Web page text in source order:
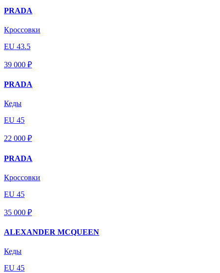
PRADA
Кроссовки
EU 43.5
39 000 ₽
PRADA
Кеды
EU 45
22 000 ₽
PRADA
Кроссовки
EU 45
35 000 ₽
ALEXANDER MCQUEEN
Кеды
EU 45